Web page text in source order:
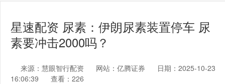
星速配资 尿素：伊朗尿素装置停车 尿
素要冲击2000吗？
来源：慧眼智行配资 网站：亿腾证券
日期：2025-10-23
16:06:39
查看：226